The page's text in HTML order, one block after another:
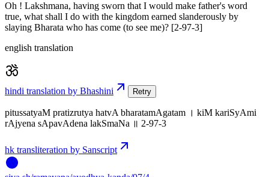
Oh ! Lakshmana, having sworn that I would make father's word
true, what shall I do with the kingdom earned slanderously by
slaying Bharata who has come (to see me)? [2-97-3]
english translation
hindi translation by Bhashini Retry
pitussatyaM pratizrutya hatvA bharatamAgatam । kiM kariSyAmi
rAjyena sApavAdena lakSmaNa ॥ 2-97-3
hk transliteration by Sanscript